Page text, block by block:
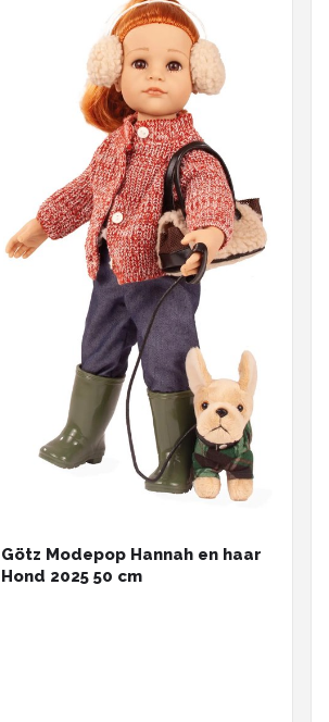
Götz Modepop Hannah en haar
Hond 2025 50 cm